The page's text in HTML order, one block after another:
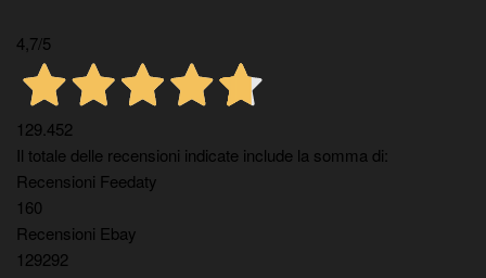
4,7/5
129.452
Il totale delle recensioni indicate include la somma di:
Recensioni Feedaty
160
Recensioni Ebay
129292